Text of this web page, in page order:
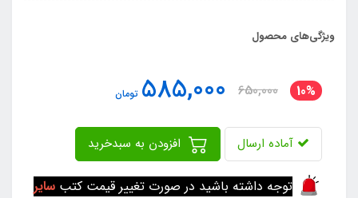
ویژگی‌های محصول
10%
650,000
585,000 تومان
آماده ارسال
توجه داشته باشید در صورت تغییر قیمت کتب سایر